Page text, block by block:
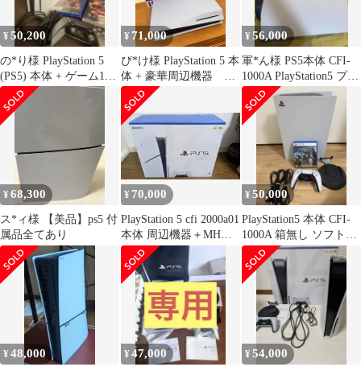
¥50,200
の*り様 PlayStation 5
(PS5) 本体 + ゲーム1本
CF12
¥ 71,000
ぴ*け様 PlayStation 5 本
体 + 豪華周辺機器
【全て状態Aの良品
¥56,000
軍*ん様 PS5本体 CFI-
1000A PlayStation5 プレ
ステ5
¥68,300
ス*ィ様 【美品】ps5 付
属品全てあり
¥ 70,000
PlayStation 5 cfi 2000a01
本体 周辺機器＋MHワ
イルズ
¥50,000
PlayStation5 本体 CFI-
1000A 箱無し ソフト付
き
¥48,000 ¥47,000 ¥54,000